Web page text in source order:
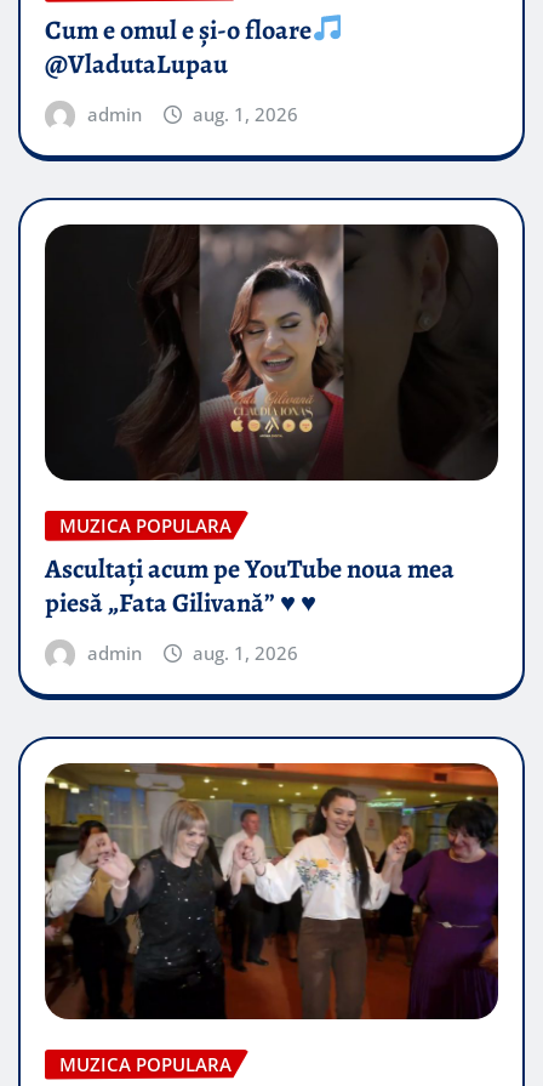
Cum e omul e și-o floare
@VladutaLupau
admin aug. 1, 2026
MUZICA POPULARA
Ascultați acum pe YouTube noua mea
piesă „Fata Gilivană” ♥️ ♥️
admin aug. 1, 2026
MUZICA POPULARA